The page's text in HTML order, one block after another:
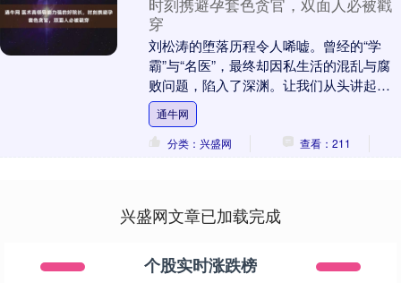
时刻携避孕套色贪官，双面人必被戳
穿
刘松涛的堕落历程令人唏嘘。曾经的“学
霸”与“名医”，最终却因私生活的混乱与腐
败问题，陷入了深渊。让我们从头讲起。
刘松涛生于1951年，四川的一个贫困家
庭。家境....
通牛网
分类：兴盛网
查看：211
兴盛网文章已加载完成
个股实时涨跌榜